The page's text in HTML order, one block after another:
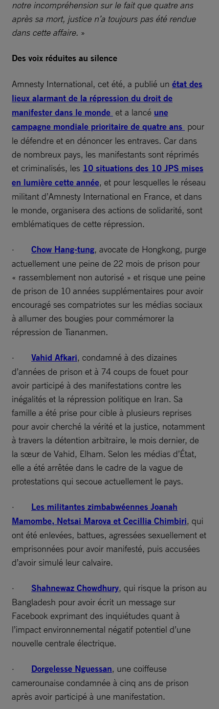
notre incompréhension sur le fait que quatre ans
après sa mort, justice n’a toujours pas été rendue
dans cette affaire. »
Des voix réduites au silence
Amnesty International, cet été, a publié un état des
lieux alarmant de la répression du droit de
manifester dans le monde et a lancé une
campagne mondiale prioritaire de quatre ans pour
le défendre et en dénoncer les entraves. Car dans
de nombreux pays, les manifestants sont réprimés
et criminalisés, les 10 situations des 10 JPS mises
en lumière cette année, et pour lesquelles le réseau
militant d’Amnesty International en France, et dans
le monde, organisera des actions de solidarité, sont
emblématiques de cette répression.
· Chow Hang-tung, avocate de Hongkong, purge
actuellement une peine de 22 mois de prison pour
« rassemblement non autorisé » et risque une peine
de prison de 10 années supplémentaires pour avoir
encouragé ses compatriotes sur les médias sociaux
à allumer des bougies pour commémorer la
répression de Tiananmen.
· Vahid Afkari, condamné à des dizaines
d’années de prison et à 74 coups de fouet pour
avoir participé à des manifestations contre les
inégalités et la répression politique en Iran. Sa
famille a été prise pour cible à plusieurs reprises
pour avoir cherché la vérité et la justice, notamment
à travers la détention arbitraire, le mois dernier, de
la sœur de Vahid, Elham. Selon les médias d’État,
elle a été arrêtée dans le cadre de la vague de
protestations qui secoue actuellement le pays.
· Les militantes zimbabwéennes Joanah
Mamombe, Netsai Marova et Cecillia Chimbiri, qui
ont été enlevées, battues, agressées sexuellement et
emprisonnées pour avoir manifesté, puis accusées
d’avoir simulé leur calvaire.
· Shahnewaz Chowdhury, qui risque la prison au
Bangladesh pour avoir écrit un message sur
Facebook exprimant des inquiétudes quant à
l’impact environnemental négatif potentiel d’une
nouvelle centrale électrique.
· Dorgelesse Nguessan, une coiffeuse
camerounaise condamnée à cinq ans de prison
après avoir participé à une manifestation.